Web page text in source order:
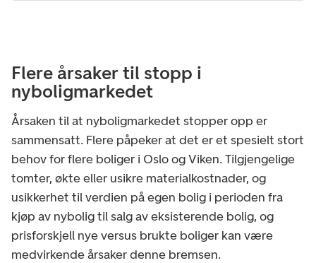
Flere årsaker til stopp i
nyboligmarkedet
Årsaken til at nyboligmarkedet stopper opp er
sammensatt. Flere påpeker at det er et spesielt stort
behov for flere boliger i Oslo og Viken. Tilgjengelige
tomter, økte eller usikre materialkostnader, og
usikkerhet til verdien på egen bolig i perioden fra
kjøp av nybolig til salg av eksisterende bolig, og
prisforskjell nye versus brukte boliger kan være
medvirkende årsaker denne bremsen.